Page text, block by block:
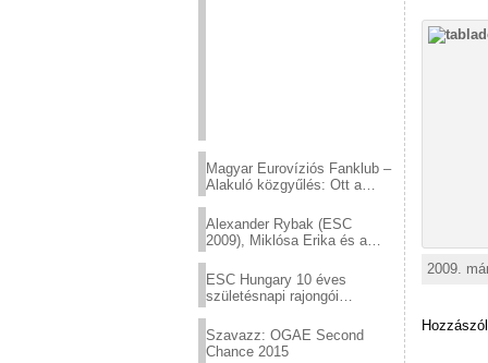
Magyar Eurovíziós Fanklub –
Alakuló közgyűlés: Ott a
Alexander Rybak (ESC
2009), Miklósa Erika és a
sztárjai a Margitszigeten
ESC Hungary 10 éves
születésnapi rajongói
Szavazz: OGAE Second
Chance 2015
2009.